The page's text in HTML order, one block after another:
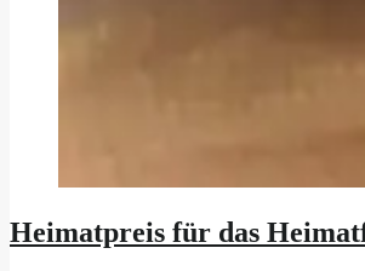
Heimatpreis für das